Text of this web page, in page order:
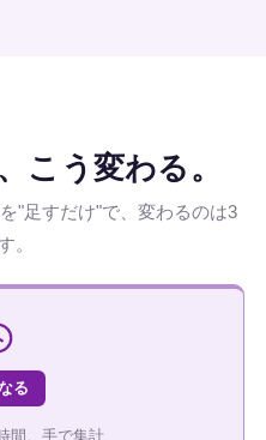
こう変わる。
"足すだけ"で、変わるのは3
。
る
間、手で集計